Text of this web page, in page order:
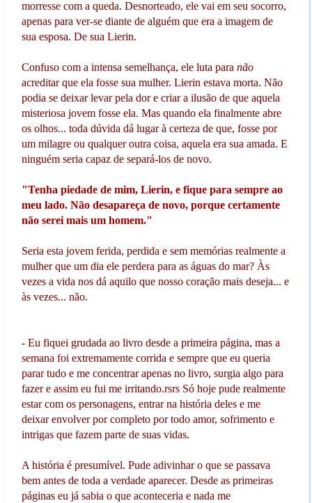
morresse com a queda. Desnorteado, ele vai em seu socorro,
apenas para ver-se diante de alguém que era a imagem de
sua esposa. De sua Lierin.
Confuso com a intensa semelhança, ele luta para não
acreditar que ela fosse sua mulher. Lierin estava morta. Não
podia se deixar levar pela dor e criar a ilusão de que aquela
misteriosa jovem fosse ela. Mas quando ela finalmente abre
os olhos... toda dúvida dá lugar à certeza de que, fosse por
um milagre ou qualquer outra coisa, aquela era sua amada. E
ninguém seria capaz de separá-los de novo.
"Tenha piedade de mim, Lierin, e fique para sempre ao
meu lado. Não desapareça de novo, porque certamente
não serei mais um homem."
Seria esta jovem ferida, perdida e sem memórias realmente a
mulher que um dia ele perdera para as águas do mar? Às
vezes a vida nos dá aquilo que nosso coração mais deseja... e
às vezes... não.
- Eu fiquei grudada ao livro desde a primeira página, mas a
semana foi extremamente corrida e sempre que eu queria
parar tudo e me concentrar apenas no livro, surgia algo para
fazer e assim eu fui me irritando.rsrs Só hoje pude realmente
estar com os personagens, entrar na história deles e me
deixar envolver por completo por todo amor, sofrimento e
intrigas que fazem parte de suas vidas.
A história é presumível. Pude adivinhar o que se passava
bem antes de toda a verdade aparecer. Desde as primeiras
páginas eu já sabia o que aconteceria e nada me